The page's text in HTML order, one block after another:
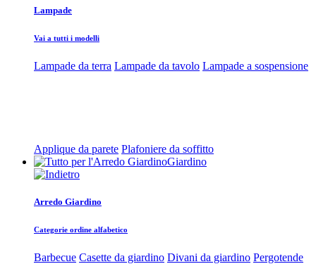
Lampade
Vai a tutti i modelli
Lampade da terra Lampade da tavolo Lampade a sospensione
Applique da parete Plafoniere da soffitto
Giardino
Arredo Giardino
Categorie ordine alfabetico
Barbecue Casette da giardino Divani da giardino Pergotende